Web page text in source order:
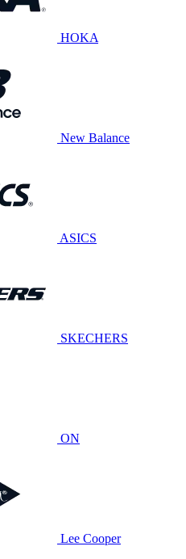
HOKA
New Balance
ASICS
SKECHERS
ON
Lee Cooper